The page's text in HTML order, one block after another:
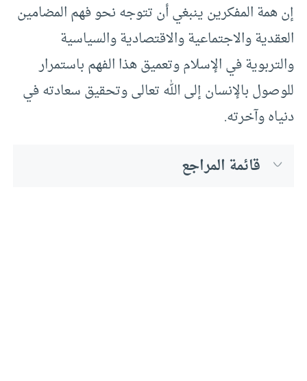
إن همة المفكرين ينبغي أن تتوجه نحو فهم المضامين
العقدية والاجتماعية والاقتصادية والسياسية
والتربوية في الإسلام وتعميق هذا الفهم باستمرار
للوصول بالإنسان إلى الله تعالى وتحقيق سعادته في
دنياه وآخرته.
قائمة المراجع